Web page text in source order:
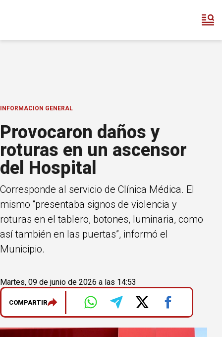
INFORMACION GENERAL
Provocaron daños y
roturas en un ascensor
del Hospital
Corresponde al servicio de Clínica Médica. El
mismo “presentaba signos de violencia y
roturas en el tablero, botones, luminaria, como
así también en las puertas”, informó el
Municipio.
Martes, 09 de junio de 2026 a las 14:53
COMPARTIR